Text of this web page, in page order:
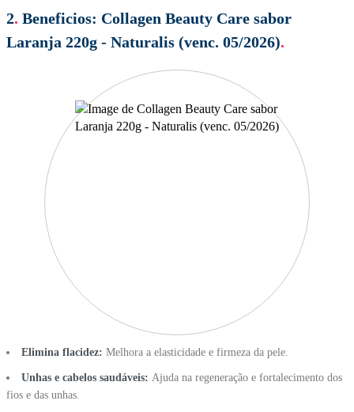
2. Beneficios: Collagen Beauty Care sabor
Laranja 220g - Naturalis (venc. 05/2026).
Elimina flacidez: Melhora a elasticidade e firmeza da pele.
Unhas e cabelos saudáveis: Ajuda na regeneração e fortalecimento dos
fios e das unhas.